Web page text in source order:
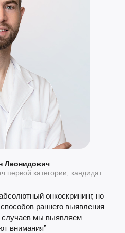
Леонидович
первой категории, кандидат
онкоскрининг, но
раннего выявления
случаев мы выявляем
внимания”